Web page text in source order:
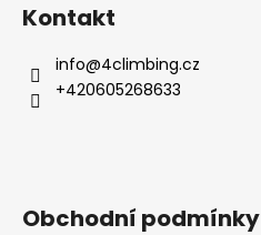
Kontakt
info@4climbing.cz
+420605268633
Obchodní podmínky